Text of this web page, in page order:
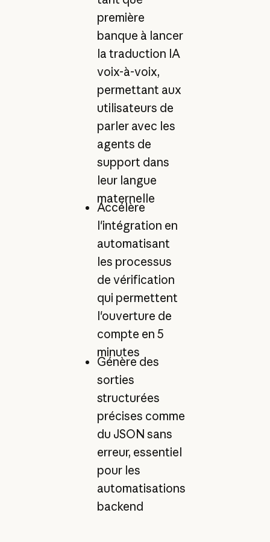
première
banque à lancer
la traduction IA
voix-à-voix,
permettant aux
utilisateurs de
parler avec les
agents de
support dans
leur langue
maternelle
Accélère
l'intégration en
automatisant
les processus
de vérification
qui permettent
l'ouverture de
compte en 5
minutes
Génère des
sorties
structurées
précises comme
du JSON sans
erreur, essentiel
pour les
automatisations
backend